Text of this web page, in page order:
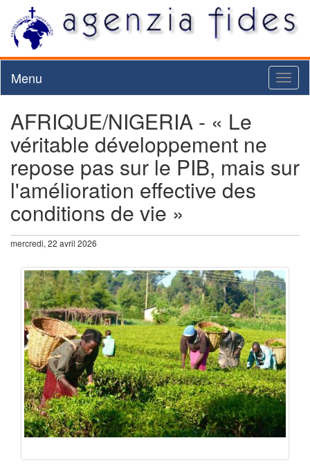
Menu
AFRIQUE/NIGERIA - « Le
véritable développement ne
repose pas sur le PIB, mais sur
l'amélioration effective des
conditions de vie »
mercredi, 22 avril 2026